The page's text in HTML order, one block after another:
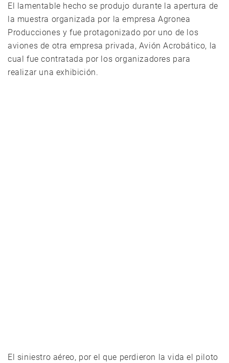
El lamentable hecho se produjo durante la apertura de
la muestra organizada por la empresa Agronea
Producciones y fue protagonizado por uno de los
aviones de otra empresa privada, Avión Acrobático, la
cual fue contratada por los organizadores para
realizar una exhibición.
El siniestro aéreo, por el que perdieron la vida el piloto